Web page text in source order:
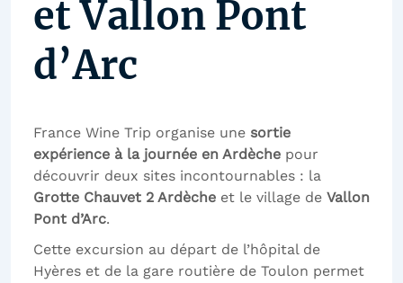
et Vallon Pont
d’Arc
France Wine Trip organise une sortie
expérience à la journée en Ardèche pour
découvrir deux sites incontournables : la
Grotte Chauvet 2 Ardèche et le village de Vallon
Pont d’Arc.
Cette excursion au départ de l’hôpital de
Hyères et de la gare routière de Toulon permet